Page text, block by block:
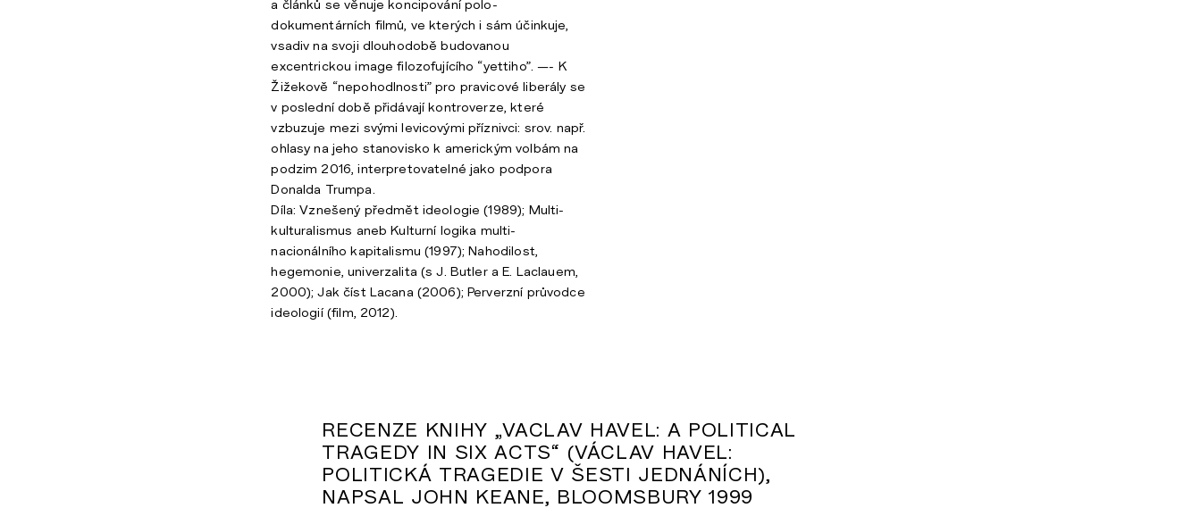
a článků se věnuje koncipování polo-
dokumentárních filmů, ve kterých i sám účinkuje,
vsadiv na svoji dlouhodobě budovanou
excentrickou image filozofujícího “yettiho”. —- K
Žižekově “nepohodlnosti” pro pravicové liberály se
v poslední době přidávají kontroverze, které
vzbuzuje mezi svými levicovými příznivci: srov. např.
ohlasy na jeho stanovisko k americkým volbám na
podzim 2016, interpretovatelné jako podpora
Donalda Trumpa.
Díla: Vznešený předmět ideologie (1989); Multi-
kulturalismus aneb Kulturní logika multi-
nacionálního kapitalismu (1997); Nahodilost,
hegemonie, univerzalita (s J. Butler a E. Laclauem,
2000); Jak číst Lacana (2006); Perverzní průvodce
ideologií (film, 2012).
RECENZE KNIHY „VACLAV HAVEL: A POLITICAL
TRAGEDY IN SIX ACTS“ (VÁCLAV HAVEL:
POLITICKÁ TRAGEDIE V ŠESTI JEDNÁNÍCH),
NAPSAL JOHN KEANE, BLOOMSBURY 1999